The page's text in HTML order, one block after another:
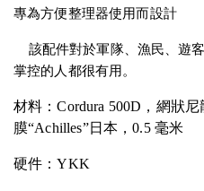
專為方便整理器使用而設計
該配件對於軍隊、漁民、遊
掌控的人都很有用。
材料：Cordura 500D，網狀
膜“Achilles”日本，0.5 毫米
硬件：YKK